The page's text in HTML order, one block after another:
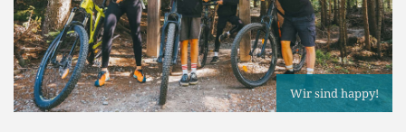
Wir sind happy!